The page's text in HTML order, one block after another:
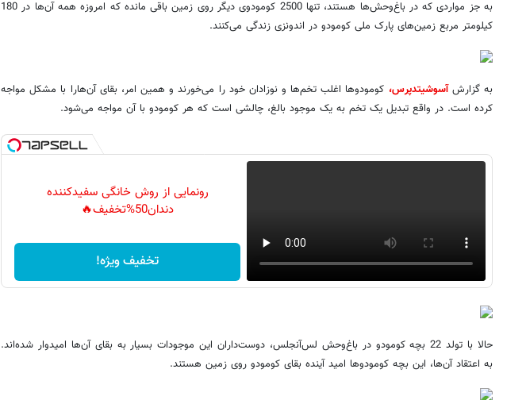
به جز مواردی که در باغ‌وحش‌ها هستند، تنها 2500 کومودوی دیگر روی زمین باقی مانده که امروزه همه آن‌ها در 180
کیلومتر مربع زمین‌های پارک ملی کومودو در اندونزی زندگی می‌کنند.
به گزارشآسوشیتدپرس، کومودوها اغلب تخم‌ها و نوزادان خود را می‌خورند و همین امر،‌ بقای آن‌هارا با مشکل مواجه
کرده است. در واقع تبدیل یک تخم به یک موجود بالغ، چالشی است که هر کومودو با آن مواجه می‌شود.
رونمایی از روش خانگی سفیدکننده
دندان50%تخفیف🔥
تخفیف ویژه!
حالا با تولد 22 بچه کومودو در باغ‌وحش لس‌آنجلس،‌ دوست‌داران این موجودات بسیار به بقای آن‌ها امیدوار شده‌اند.
به اعتقاد آن‌ها،‌ این بچه کومودوها امید آینده بقای کومودو روی زمین هستند.